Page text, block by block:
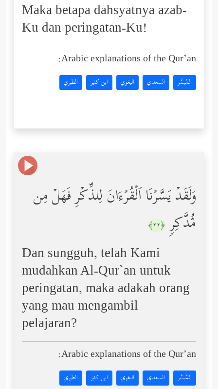
Maka betapa dahsyatnya azab-
Ku dan peringatan-Ku!
Arabic explanations of the Qur’an:
المُيسَّر السعدي البغوي ابن كثير الطبري
وَلَقَدۡ یَسَّرۡنَا ٱلۡقُرۡءَانَ لِلذِّكۡرِ فَهَلۡ مِن
مُّدَّكِرࣲ ﴿٢٢﴾
Dan sungguh, telah Kami
mudahkan Al-Qur`an untuk
peringatan, maka adakah orang
yang mau mengambil
pelajaran?
Arabic explanations of the Qur’an:
المُيسَّر السعدي البغوي ابن كثير الطبري